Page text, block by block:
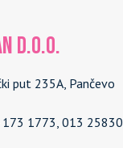
d.o.o.
put 235A, Pančevo
173 1773, 013